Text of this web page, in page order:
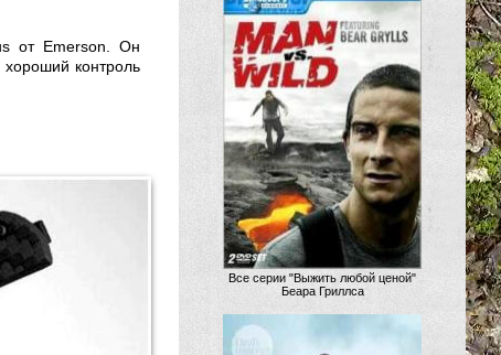
от Emerson. Он
контроль
Все серии "Выжить любой ценой"
Беара Гриллса